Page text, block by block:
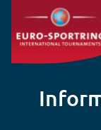
Przejdź do treści